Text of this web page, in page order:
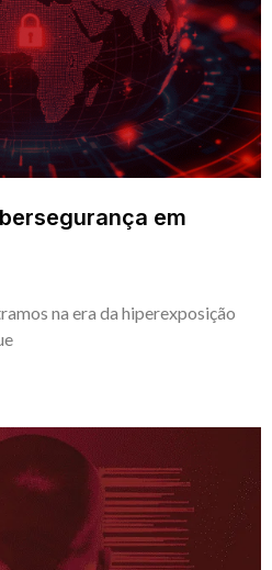
em
na era da hiperexposição